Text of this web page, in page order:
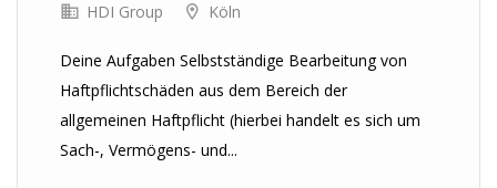
HDI Group Köln
Deine Aufgaben Selbstständige Bearbeitung von
Haftpflichtschäden aus dem Bereich der
allgemeinen Haftpflicht (hierbei handelt es sich um
Sach-, Vermögens- und...